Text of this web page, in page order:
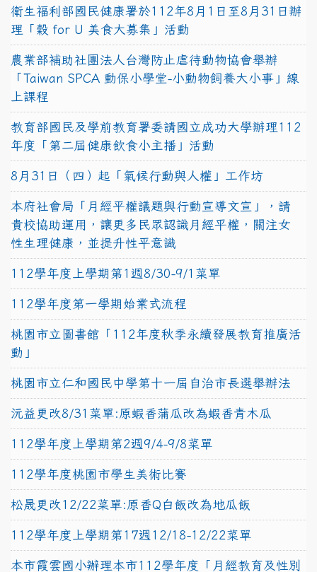
衛生福利部國民健康署於112年8月1日至8月31日辦
理「穀 for U 美食大募集」活動
農業部補助社團法人台灣防止虐待動物協會舉辦
「Taiwan SPCA 動保小學堂-小動物飼養大小事」線
上課程
教育部國民及學前教育署委請國立成功大學辦理112
年度「第二屆健康飲食小主播」活動
8月31日（四）起「氣候行動與人權」工作坊
本府社會局「月經平權議題與行動宣導文宣」，請
貴校協助運用，讓更多民眾認識月經平權，關注女
性生理健康，並提升性平意識
112學年度上學期第1週8/30-9/1菜單
112學年度第一學期始業式流程
桃園市立圖書館「112年度秋季永續發展教育推廣活
動」
桃園市立仁和國民中學第十一屆自治市長選舉辦法
沅益更改8/31菜單:原蝦香蒲瓜改為蝦香青木瓜
112學年度上學期第2週9/4-9/8菜單
112學年度桃園市學生美術比賽
松晟更改12/22菜單:原香Q白飯改為地瓜飯
112學年度上學期第17週12/18-12/22菜單
本市霞雲國小辦理本市112學年度「月經教育及性別